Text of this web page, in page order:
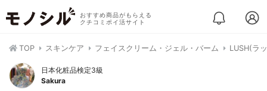
おすすめ商品がもらえる
クチコミポイ活サイト
TOP スキンケア フェイスクリーム・ジェル・バーム LUSH(ラ
日本化粧品検定3級
Sakura